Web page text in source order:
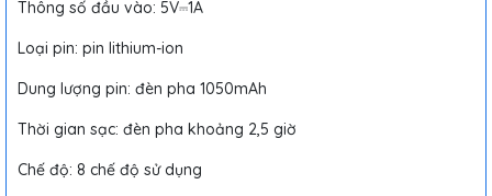
Thông số đầu vào: 5V⎓1A
Loại pin: pin lithium-ion
Dung lượng pin: đèn pha 1050mAh
Thời gian sạc: đèn pha khoảng 2,5 giờ
Chế độ: 8 chế độ sử dụng